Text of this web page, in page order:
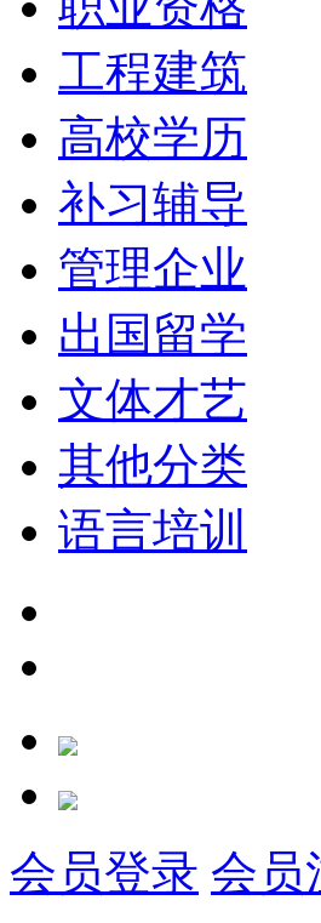
工程建筑
高校学历
补习辅导
管理企业
出国留学
文体才艺
其他分类
语言培训
会员登录 会员